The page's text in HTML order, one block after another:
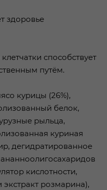
здоровье
способствует
путём.
курицы (26%),
белок,
рыльца,
куриная
дегидратированное
кислотности,
розмарина),